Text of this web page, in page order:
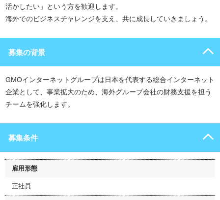
活かしたい」という方を歓迎します。
海外でのビジネスチャレンジを支え、共に成長していきましょう。
募集の背景
GMOインターネットグループは日本を代表する総合インターネット
企業として、事業拡大のため、海外グループ会社の財務支援を担う
チームを強化します。
募集条件
雇用形態
正社員